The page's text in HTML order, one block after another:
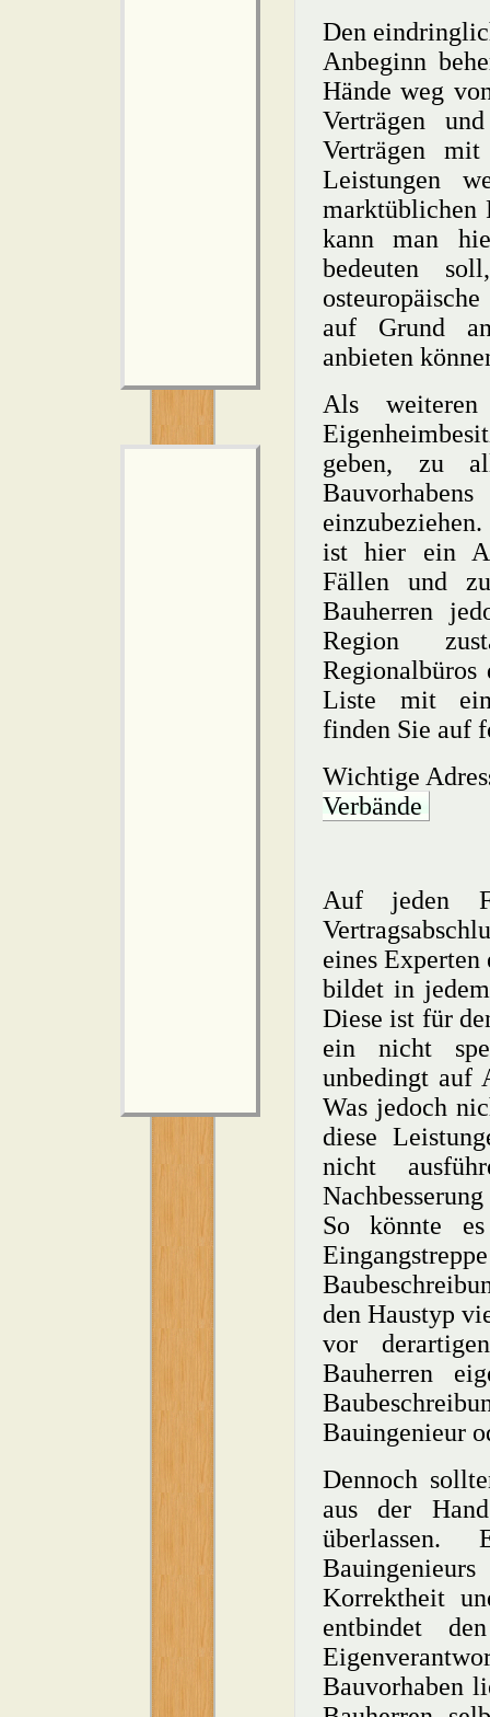
Den
Anbeginn
Hände weg
Verträgen
Verträgen
Leistungen
marktüblichen
kann man
bedeuten
auf Grund
anbieten
Als
geben, zu
ist hier ein
Fällen und
Bauherren
Region
Regionalbüros
Liste mit
finden Sie auf
Wichtige
Verbände
Auf jeden
eines
bildet in
Diese ist für
ein nicht
unbedingt auf
Was jedoch
diese
nicht
So könnte
den Haustyp
vor
Bauherren
Bauingenieur
Dennoch
aus der
Korrektheit
entbindet
Bauvorhaben